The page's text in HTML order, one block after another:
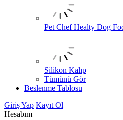
Pet Chef Healty Dog
Silikon Kalıp
Tümünü Gör
Beslenme Tablosu
Giriş Yap Kayıt Ol
Hesabım